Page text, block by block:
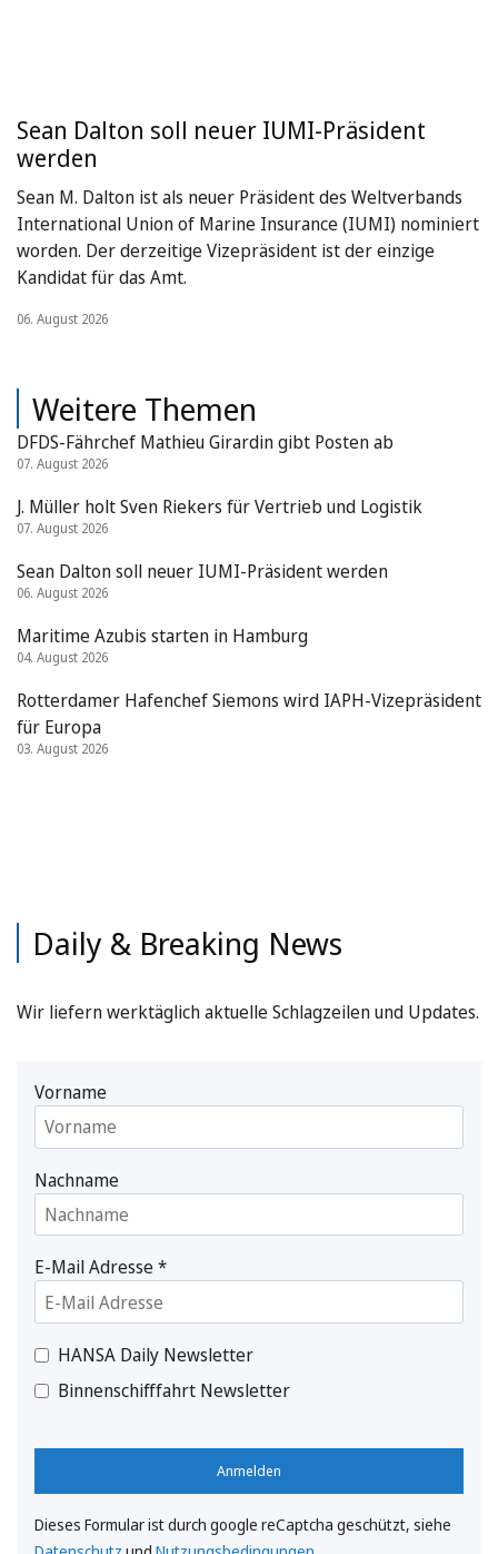
Sean Dalton soll neuer IUMI-Präsident
werden
Sean M. Dalton ist als neuer Präsident des Weltverbands
International Union of Marine Insurance (IUMI) nominiert
worden. Der derzeitige Vizepräsident ist der einzige
Kandidat für das Amt.
06. August 2026
Weitere Themen
DFDS-Fährchef Mathieu Girardin gibt Posten ab
07. August 2026
J. Müller holt Sven Riekers für Vertrieb und Logistik
07. August 2026
Sean Dalton soll neuer IUMI-Präsident werden
06. August 2026
Maritime Azubis starten in Hamburg
04. August 2026
Rotterdamer Hafenchef Siemons wird IAPH-Vizepräsident
für Europa
03. August 2026
Daily & Breaking News
Wir liefern werktäglich aktuelle Schlagzeilen und Updates.
Vorname
Nachname
E-Mail Adresse*
HANSA Daily Newsletter
Binnenschifffahrt Newsletter
Anmelden
Dieses Formular ist durch google reCaptcha geschützt, siehe